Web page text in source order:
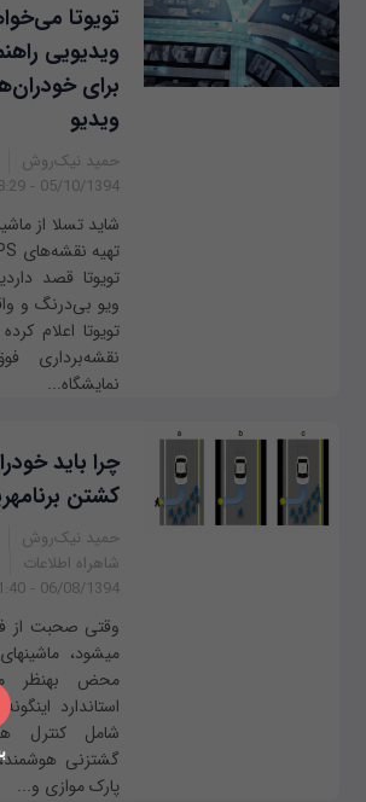
تویوتا
ویدیویی
برای
ویدیو
حمید نیک‌روش
05/10/1394 - 18:29
تویوتا قصد
ویو بی‌درنگ و
تویوتا اعلام
نقشه‌برداری
نمایشگاه...
چرا باید
کشتن
حمید نیک‌روش
شاهراه اطلاعات
06/08/1394 - 11:40
وقتی صحبت از
می‫شود،
محض به‫نظر
استاندارد
شامل کنترل
گشت‫زنی
پارک موازی و...